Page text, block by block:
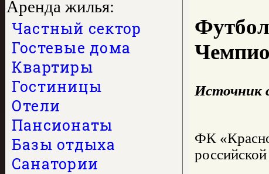
Аренда жилья:
Частный сектор
Гостевые дома
Квартиры
Гостиницы
Отели
Пансионаты
Базы отдыха
Санатории
Источник
ФК